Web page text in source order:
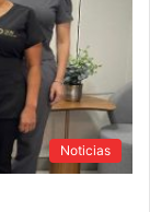
Noticias